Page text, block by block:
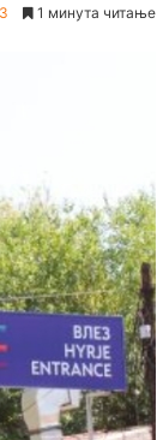
1 минута читање